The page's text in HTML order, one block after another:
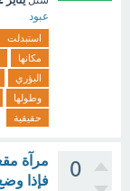
عبود
استبدلت
مكانها
البؤري
وطولها
حقيقية
0